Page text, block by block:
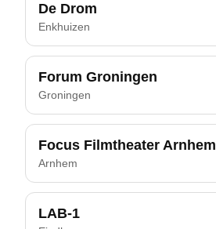
De Drom
Enkhuizen
Forum Groningen
Groningen
Focus Filmtheater Arnhem
Arnhem
LAB-1